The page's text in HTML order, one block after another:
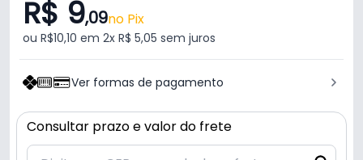
R$ 9,09no Pix
ou R$10,10 em 2x R$ 5,05 sem juros
Ver formas de pagamento
Consultar prazo e valor do frete